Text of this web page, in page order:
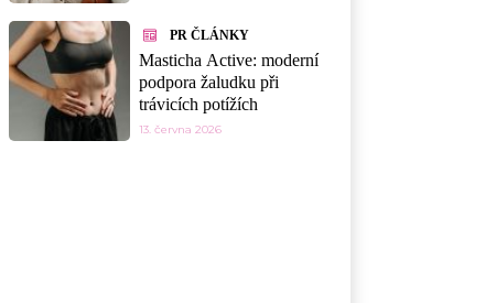
PR ČLÁNKY
Masticha Active: moderní
podpora žaludku při
trávicích potížích
13. června 2026